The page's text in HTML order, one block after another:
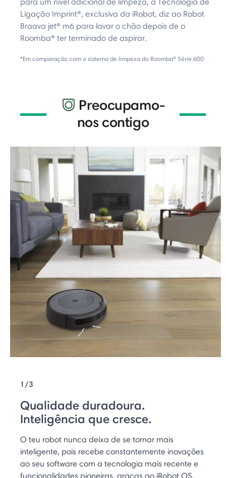
Ligação Imprint®, exclusiva da iRobot, diz ao Robot
Braava jet® m6 para lavar o chão depois de o
Roomba® ter terminado de aspirar.
*Em comparação com o sistema de limpeza do Roomba® Série 600
Preocupamo-
nos contigo
1/3
Qualidade duradoura.
Inteligência que cresce.
O teu robot nunca deixa de se tornar mais
inteligente, pois recebe constantemente inovações
ao seu software com a tecnologia mais recente e
funcionalidades pioneiras, graças ao iRobot OS.